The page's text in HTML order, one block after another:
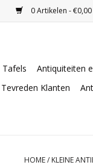
0 Artikelen - €0,00
Tafels
Antiquiteiten
Tevreden Klanten
HOME/ KLEINE